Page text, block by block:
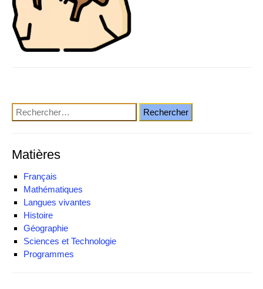
Rechercher :
Matières
Français
Mathématiques
Langues vivantes
Histoire
Géographie
Sciences et Technologie
Programmes